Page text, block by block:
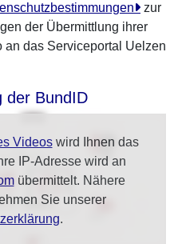
zur
der Übermittlung ihrer
an das Serviceportal Uelzen
der BundID
Videoswird Ihnen das
IP-Adresse wird an
übermittelt. Nähere
Sie unserer
.